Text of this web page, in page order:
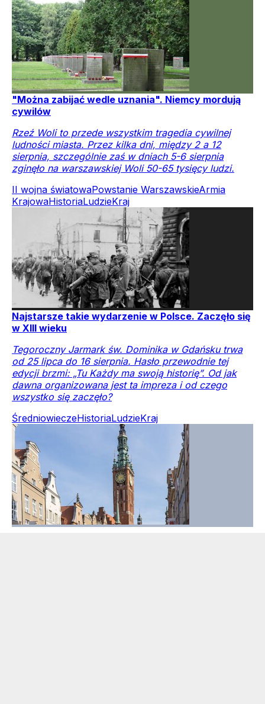
"Można zabijać wedle uznania". Niemcy mordują
cywilów
Rzeź Woli to przede wszystkim tragedia cywilnej
ludności miasta. Przez kilka dni, między 2 a 12
sierpnia, szczególnie zaś w dniach 5-6 sierpnia
zginęło na warszawskiej Woli 50-65 tysięcy ludzi.
II wojna światowaPowstanie WarszawskieArmia
KrajowaHistoriaLudzieKraj
Najstarsze takie wydarzenie w Polsce. Zaczęło się
w XIII wieku
Tegoroczny Jarmark św. Dominika w Gdańsku trwa
od 25 lipca do 16 sierpnia. Hasło przewodnie tej
edycji brzmi: „Tu Każdy ma swoją historię”. Od jak
dawna organizowana jest ta impreza i od czego
wszystko się zaczęło?
ŚredniowieczeHistoriaLudzieKraj